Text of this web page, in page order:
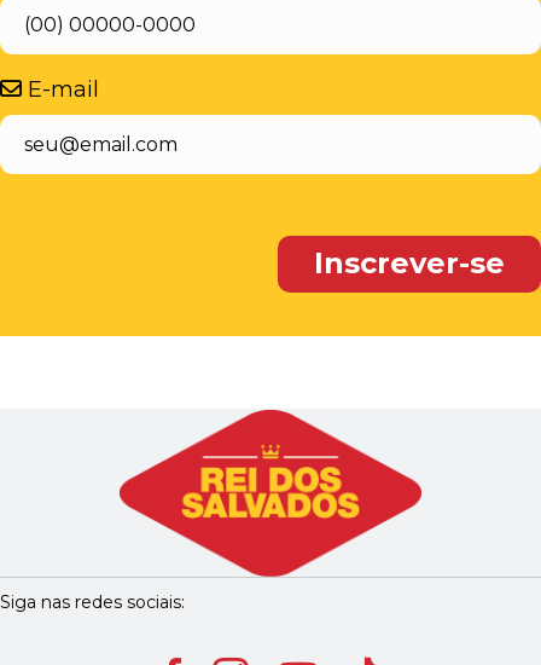
E-mail
Siga nas redes sociais: